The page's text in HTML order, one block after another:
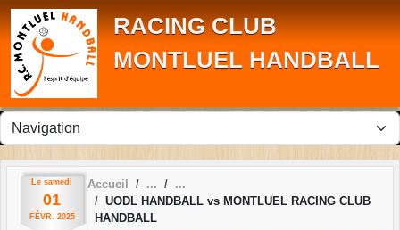
RACING CLUB
MONTLUEL HANDBALL
Le samedi
01
FÉVR. 2025
Accueil
UODL HANDBALL vs MONTLUEL RACING CLUB
HANDBALL
Panneau de gestion des cookies